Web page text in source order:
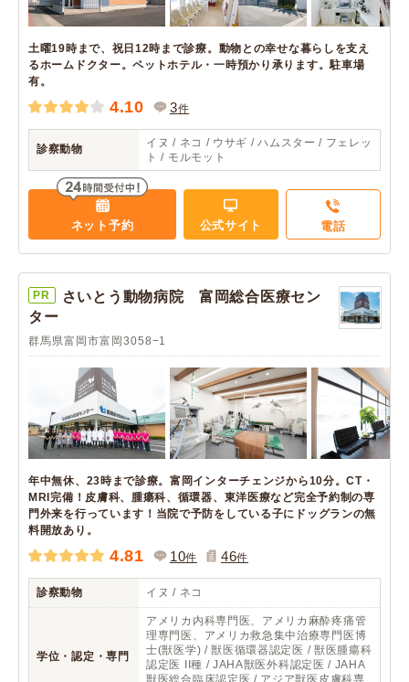
土曜19時まで、祝日12時まで診療。動物との幸せな暮らしを支え
るホームドクター。ペットホテル・一時預かり承ります。駐車場
有。
4.10 3件
診察動物
イヌ / ネコ / ウサギ / ハムスター / フェレッ
ト / モルモット
ネット予約 公式サイト 電話
PR
さいとう動物病院 富岡総合医療セン
ター
群馬県富岡市富岡3058−1
年中無休、23時まで診療。富岡インターチェンジから10分。CT・
MRI完備！皮膚科、腫瘍科、循環器、東洋医療など完全予約制の専
門外来を行っています！当院で予防をしている子にドッグランの無
料開放あり。
4.81 10件 46件
診察動物 イヌ / ネコ
学位・認定・専門
アメリカ内科専門医、アメリカ麻酔疼痛管
理専門医、アメリカ救急集中治療専門医博
士(獣医学) / 獣医循環器認定医 / 獣医腫瘍科
認定医 II種 / JAHA獣医外科認定医 / JAHA
獣医総合臨床認定医 / アジア獣医皮膚科専